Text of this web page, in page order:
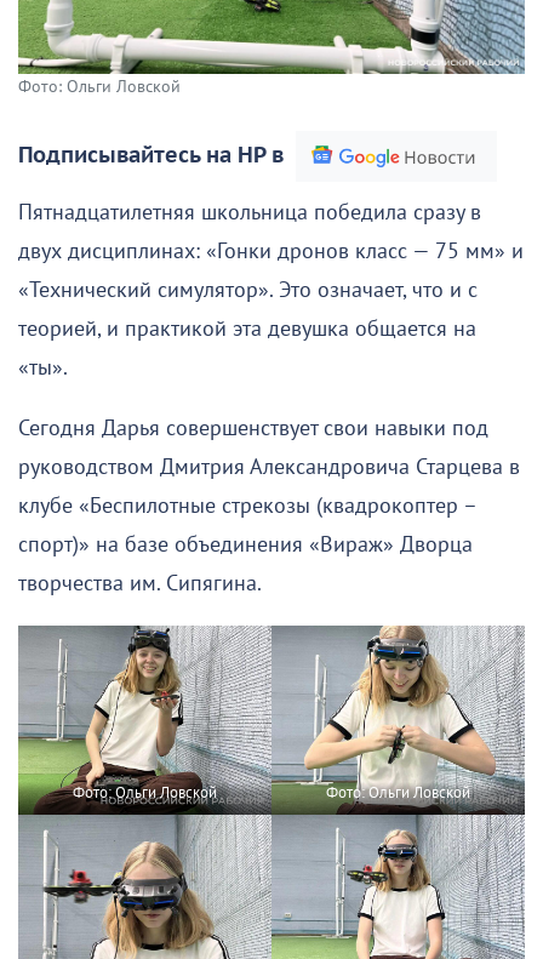
Фото: Ольги Ловской
Подписывайтесь на НР в
Пятнадцатилетняя школьница победила сразу в
двух дисциплинах: «Гонки дронов класс — 75 мм» и
«Технический симулятор». Это означает, что и с
теорией, и практикой эта девушка общается на
«ты».
Сегодня Дарья совершенствует свои навыки под
руководством Дмитрия Александровича Старцева в
клубе «Беспилотные стрекозы (квадрокоптер –
спорт)» на базе объединения «Вираж» Дворца
творчества им. Сипягина.
Фото: Ольги Ловской Фото: Ольги Ловской